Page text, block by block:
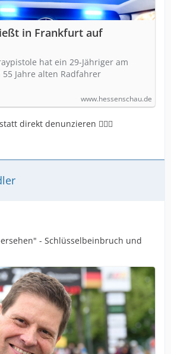
in Frankfurt auf
hat ein 29-Jähriger am
Jahre alten Radfahrer
www.hessenschau.de
direkt denunzieren 🤷🏻‍♂️
- Schlüsselbeinbruch und